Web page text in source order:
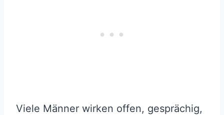
Viele Männer wirken offen, gesprächig,